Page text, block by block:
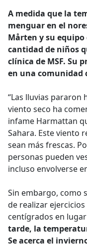
A medida que la
menguar en el
Mårten y su
cantidad de niños
clínica de MSF. Su
en una comunidad
“Las lluvias pararon
viento seco ha
infame Harmattan
Sahara. Este viento
sean más frescas.
personas pueden
incluso envolverse
Sin embargo, como
de realizar
centígrados en
tarde, la
Se acerca el